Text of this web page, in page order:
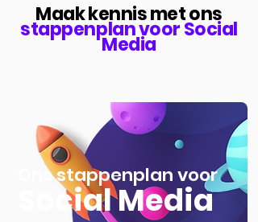
Maak kennis met ons
stappenplan voor Social
Media
Ons stappenplan voor
Social Media